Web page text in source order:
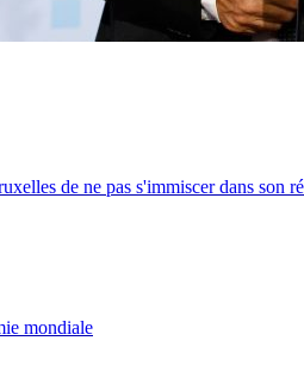
de ne pas s'immiscer dans son
mondiale